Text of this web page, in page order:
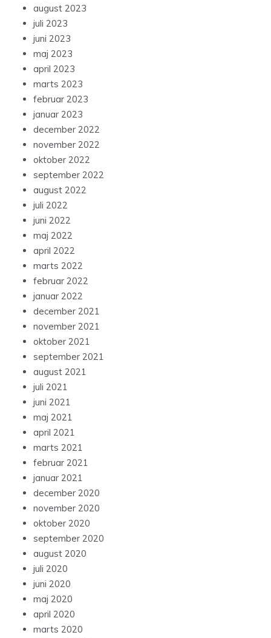
august 2023
juli 2023
juni 2023
maj 2023
april 2023
marts 2023
februar 2023
januar 2023
december 2022
november 2022
oktober 2022
september 2022
august 2022
juli 2022
juni 2022
maj 2022
april 2022
marts 2022
februar 2022
januar 2022
december 2021
november 2021
oktober 2021
september 2021
august 2021
juli 2021
juni 2021
maj 2021
april 2021
marts 2021
februar 2021
januar 2021
december 2020
november 2020
oktober 2020
september 2020
august 2020
juli 2020
juni 2020
maj 2020
april 2020
marts 2020